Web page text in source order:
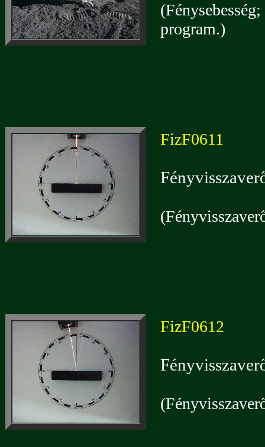
program.)
FizF0611
FizF0612